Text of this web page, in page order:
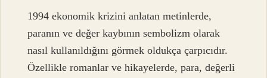
1994 ekonomik krizini anlatan metinlerde,
paranın ve değer kaybının sembolizm olarak
nasıl kullanıldığını görmek oldukça çarpıcıdır.
Özellikle romanlar ve hikayelerde, para, değerli